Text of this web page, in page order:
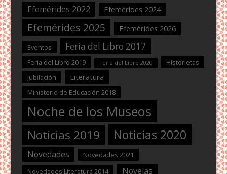
Efemérides 2022 Efemérides 2024
Efemérides 2025 Efemérides 2026
Eventos Feria del Libro 2017
Feria del Libro 2019 Feria del Libro 2020
Historietas
Jubilación
Literatura
Ministerio de Educación 2018
Noche de los Museos
Noticias 2019 Noticias 2020
Novedades
Novedades 2021
Novedades Literatura 2014
Novelas